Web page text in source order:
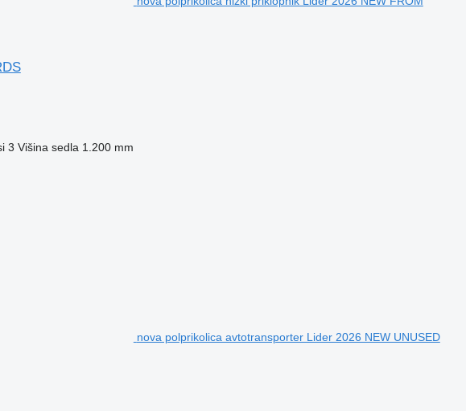
3 Višina sedla 1.200 mm
nova polprikolica avtotransporter Lider 2026 NEW UNUSED